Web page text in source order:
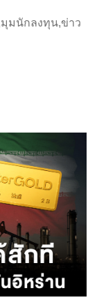
มุมนักลงทุน,ข่าว